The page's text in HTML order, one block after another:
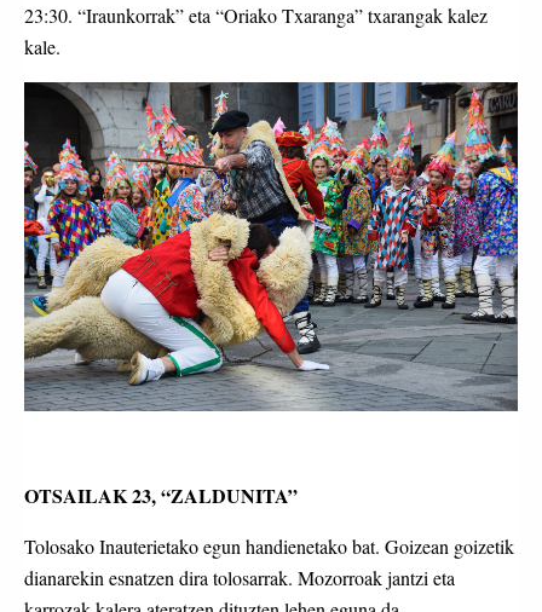
23:30. “Iraunkorrak” eta “Oriako Txaranga” txarangak kalez
kale.
OTSAILAK 23, “ZALDUNITA”
Tolosako Inauterietako egun handienetako bat. Goizean goizetik
dianarekin esnatzen dira tolosarrak. Mozorroak jantzi eta